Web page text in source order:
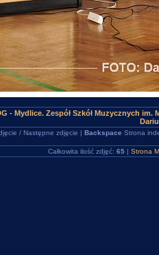
- Mydlice. Zespół Szkół Muzycznych
/ Następne zdjęcie | Backspace Strona
Całkowita ilość zdjęć: 65 | Strona